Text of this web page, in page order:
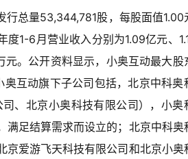
行总量53,344,781股，每股面值1.00
1-6月营业收入分别为1.09亿元、
。公开资料显示，小奥互动最大股
互动旗下子公司包括，北京中科奥
、北京小奥科技有限公司），小奥
满足结算需求而设立的；北京中科奥
京爱游飞天科技有限公司和北京小奥